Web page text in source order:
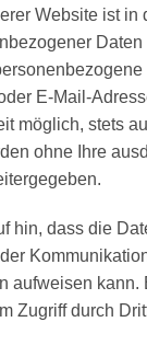
Website ist in
E-Mail-
möglich, stets
ohne Ihre
hin, dass die
aufweisen kann.
Zugriff durch